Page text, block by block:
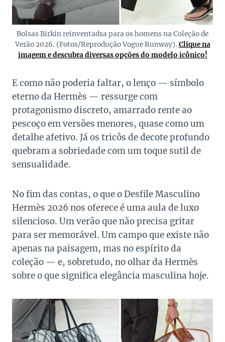
Bolsas Birkin reinventadsa para os homens na Coleção de
Verão 2026. (Fotos/Reprodução Vogue Runway). Clique na
imagem e descubra diversas opções do modelo icônico!
E como não poderia faltar, o lenço — símbolo
eterno da Hermès — ressurge com
protagonismo discreto, amarrado rente ao
pescoço em versões menores, quase como um
detalhe afetivo. Já os tricôs de decote profundo
quebram a sobriedade com um toque sutil de
sensualidade.
No fim das contas, o que o Desfile Masculino
Hermès 2026 nos oferece é uma aula de luxo
silencioso. Um verão que não precisa gritar
para ser memorável. Um campo que existe não
apenas na paisagem, mas no espírito da
coleção — e, sobretudo, no olhar da Hermès
sobre o que significa elegância masculina hoje.